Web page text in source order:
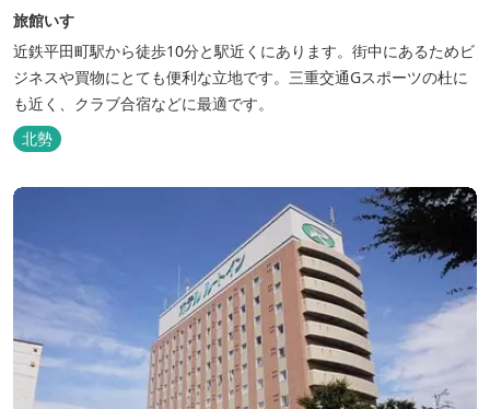
旅館いすゞ
近鉄平田町駅から徒歩10分と駅近くにあります。街中にあるためビ
ジネスや買物にとても便利な立地です。三重交通Gスポーツの杜に
も近く、クラブ合宿などに最適です。
北勢